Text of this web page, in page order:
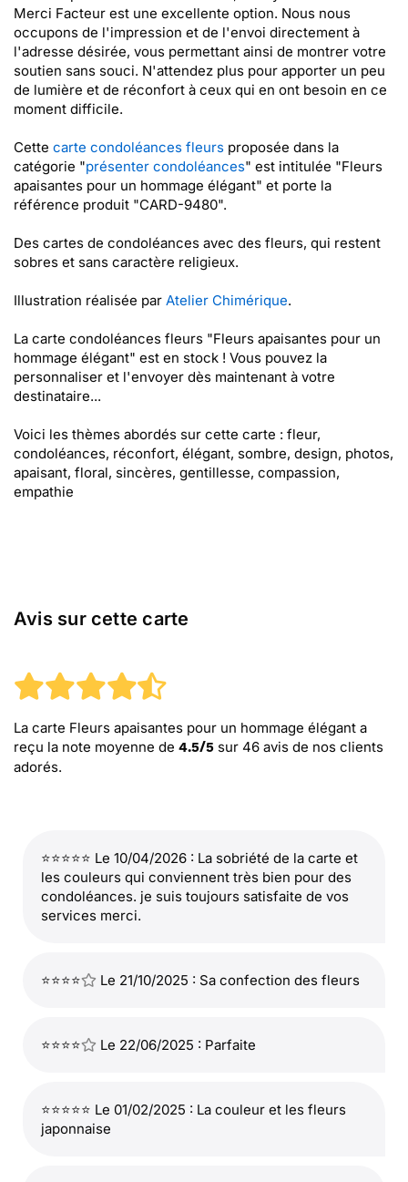
Merci Facteur est une excellente option. Nous nous
occupons de l'impression et de l'envoi directement à
l'adresse désirée, vous permettant ainsi de montrer votre
soutien sans souci. N'attendez plus pour apporter un peu
de lumière et de réconfort à ceux qui en ont besoin en ce
moment difficile.
Cette carte condoléances fleurs proposée dans la
catégorie "présenter condoléances" est intitulée "Fleurs
apaisantes pour un hommage élégant" et porte la
référence produit "CARD-9480".
Des cartes de condoléances avec des fleurs, qui restent
sobres et sans caractère religieux.
Illustration réalisée par Atelier Chimérique.
La carte condoléances fleurs "Fleurs apaisantes pour un
hommage élégant" est en stock ! Vous pouvez la
personnaliser et l'envoyer dès maintenant à votre
destinataire...
Voici les thèmes abordés sur cette carte : fleur,
condoléances, réconfort, élégant, sombre, design, photos,
apaisant, floral, sincères, gentillesse, compassion,
empathie
Avis sur cette carte
La carte Fleurs apaisantes pour un hommage élégant a
reçu la note moyenne de 4.5/5 sur 46 avis de nos clients
adorés.
⭐⭐⭐⭐⭐ Le 10/04/2026 : La sobriété de la carte et
les couleurs qui conviennent très bien pour des
condoléances. je suis toujours satisfaite de vos
services merci.
⭐⭐⭐⭐ Le 21/10/2025 : Sa confection des fleurs
⭐⭐⭐⭐ Le 22/06/2025 : Parfaite
⭐⭐⭐⭐⭐ Le 01/02/2025 : La couleur et les fleurs
japonnaise